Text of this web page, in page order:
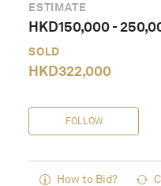
ESTIMATE
HKD150,000-
SOLD
HKD322,000
FOLLOW
How to Bid?